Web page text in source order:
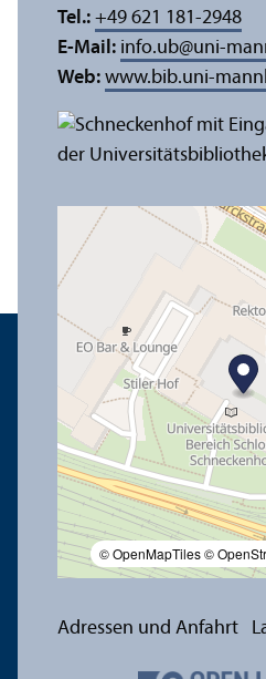
© OpenMapTiles©
Tel.: +49 621 181-2948
E-Mail: info.ub@uni-
Web: www.bib.uni-
Adressen und Anfahrt